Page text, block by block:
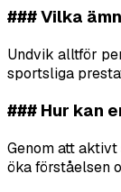
### Vilka
Undvik alltför
sportsliga
### Hur kan
Genom att
öka förståelsen